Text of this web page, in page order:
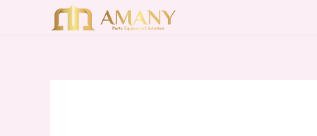
Post
navigation